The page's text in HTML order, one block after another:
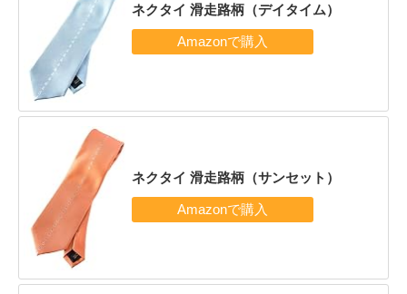
ネクタイ 滑走路柄（デイタイム）
ネクタイ 滑走路柄（サンセット）